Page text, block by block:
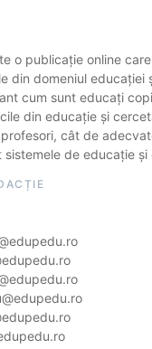
o publicație online
din domeniul educației
cum sunt educați
din educație și
cât de
sistemele de educație și